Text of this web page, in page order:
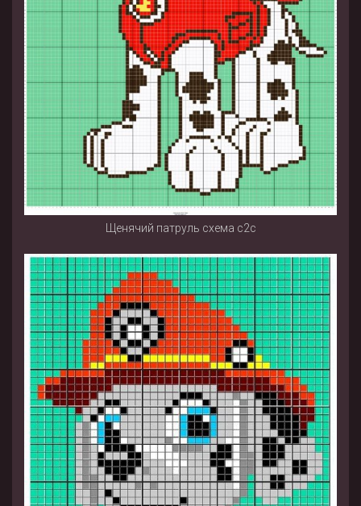
Щенячий патруль схема с2с